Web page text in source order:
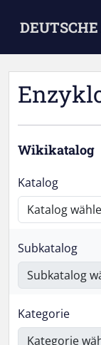
Wikikatalog
Katalog
Subkatalog
Kategorie